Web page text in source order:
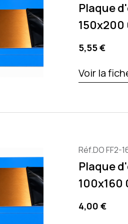
Plaque
150x200
Precio
5,55 €
Voir la
Réf.DO FF2-
Plaque
100x160
Precio
4,00 €